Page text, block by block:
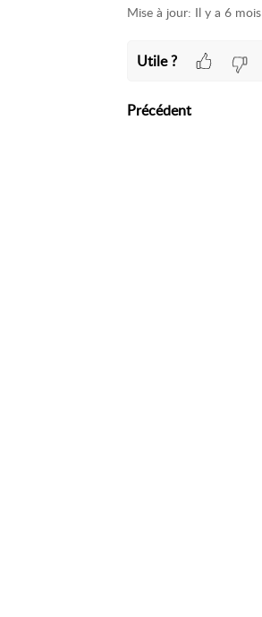
Mise à jour: Il y a 6 mois
Utile ?
Précédent